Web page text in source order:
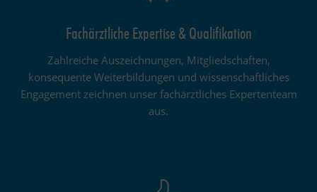
Fachärztliche Expertise & Qualifikation
Zahlreiche Auszeichnungen, Mitgliedschaften,
konsequente Weiterbildungen und wissenschaftliches
Engagement zeichnen unser fachärztliches Expertenteam
aus.